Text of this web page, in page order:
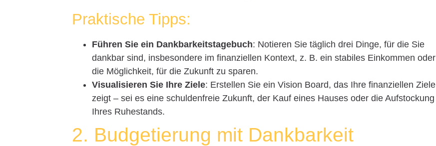
Praktische Tipps:
Führen Sie ein Dankbarkeitstagebuch: Notieren Sie täglich drei Dinge, für die Sie
dankbar sind, insbesondere im finanziellen Kontext, z. B. ein stabiles Einkommen oder
die Möglichkeit, für die Zukunft zu sparen.
Visualisieren Sie Ihre Ziele: Erstellen Sie ein Vision Board, das Ihre finanziellen Ziele
zeigt – sei es eine schuldenfreie Zukunft, der Kauf eines Hauses oder die Aufstockung
Ihres Ruhestands.
2. Budgetierung mit Dankbarkeit